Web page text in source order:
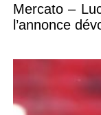
Mercato –
l’annonce